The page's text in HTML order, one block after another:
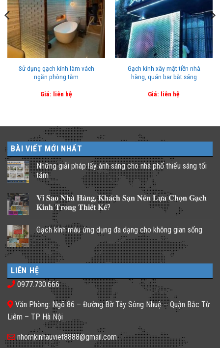
Sử dụng gạch kính làm vách
ngăn phòng tắm
Giá: liên hệ
Gạch kính xây mặt tiền nhà
hàng, quán bar bắt sáng
Giá: liên hệ
BÀI VIẾT MỚI NHẤT
Những giải pháp lấy ánh sáng cho nhà phố thiếu sáng tối
tăm
Không
bình
luận
ở
pháp
lấy
ánh
sáng
cho
nhà
phố
thiếu
sáng
tối
𝐕𝐢̀ 𝐒𝐚𝐨 𝐍𝐡𝐚̀ 𝐇𝐚̀𝐧𝐠, 𝐊𝐡𝐚́𝐜𝐡 𝐒𝐚̣𝐧 𝐍𝐞̂𝐧 𝐋𝐮̛̣𝐚 𝐂𝐡𝐨̣𝐧 𝐆𝐚̣𝐜𝐡
𝐊𝐢́𝐧𝐡 𝐓𝐫𝐨𝐧𝐠 𝐓𝐡𝐢𝐞̂́𝐭 𝐊𝐞̂́?
bình
luận
ở
𝐕𝐢̀
𝐒𝐚𝐨
𝐍𝐡𝐚̀
𝐇𝐚̀𝐧𝐠,
𝐊𝐡𝐚́𝐜𝐡
𝐒𝐚̣𝐧
𝐍𝐞̂𝐧
𝐂𝐡𝐨̣𝐧
𝐆𝐚̣𝐜𝐡
𝐊𝐢́𝐧𝐡
𝐓𝐫𝐨𝐧𝐠
𝐓𝐡𝐢𝐞̂́𝐭
𝐊𝐞̂́?
Gạch kính màu ứng dụng đa dạng cho không gian sống
Không
có
bình
luận
ở
Gạch
kính
màu
đa
dạng
cho
không
gian
sống
LIÊN HỆ
0977.730.666
Văn Phòng: Ngõ 86 – Đường Bờ Tây Sông Nhuệ – Quận Bắc Từ
Liêm – TP Hà Nội
nhomkinhauviet8888@gmail.com